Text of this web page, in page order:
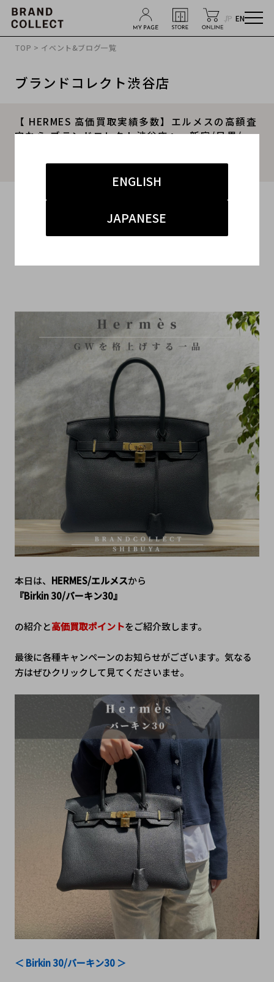
JP EN
ENGLISH
JAPANESE
TOP > イベント&ブログ一覧
ブランドコレクト渋谷店
【 HERMES 高価買取実績多数】エルメスの高額査
定なら ブランドコレクト渋谷店へ 新宿/目黒/
にお勧めです！
2026.04.30
#買取 #渋谷 ハイブランド
本日は、 HERMES/エルメスから
『Birkin 30/バーキン30』
の紹介と高価買取ポイントをご紹介致します。
最後に各種キャンペーンのお知らせがございます。気なる
方はぜひクリックして見てくださいませ。
＜ Birkin 30/バーキン30 ＞